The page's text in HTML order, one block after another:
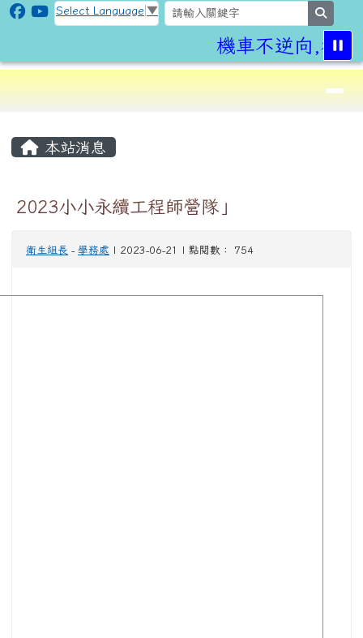
跳至主內容區
CLPS Site
Select Language ▼
機車不逆向,行
⏸
導覽列
本站消息
2023小小永續工程師營隊」
衛生組長 - 學務處 | 2023-06-21 | 點閱數： 754